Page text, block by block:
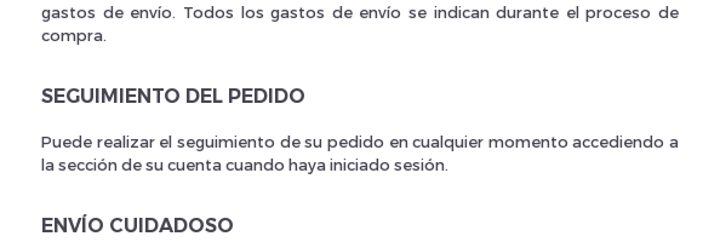
Des
gastos de envío. Todos los gastos de envío se indican durante el proceso de
compra.
SEGUIMIENTO DEL PEDIDO
Puede realizar el seguimiento de su pedido en cualquier momento accediendo a
la sección de su cuenta cuando haya iniciado sesión.
ENVÍO CUIDADOSO